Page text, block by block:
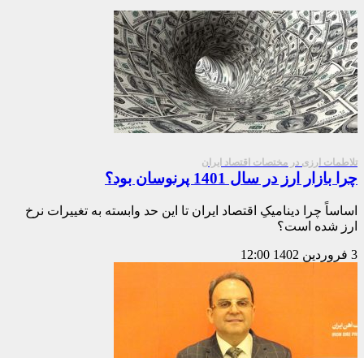
تلاطمات ارزی در مختصات اقتصاد ایران
چرا بازار ارز در سال 1401 پرنوسان بود؟
اساساً چرا دینامیکِ اقتصاد ایران تا این حد وابسته به تغییرات نرخ
ارز شده است؟
3 فروردین 1402 12:00